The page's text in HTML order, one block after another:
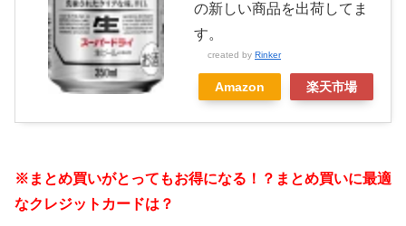
の新しい商品を出荷してま
す。
created by Rinker
Amazon 楽天市場
※まとめ買いがとってもお得になる！？まとめ買いに最適
なクレジットカードは？